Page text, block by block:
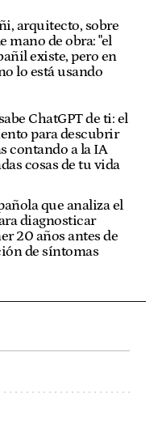
arquitecto, sobre
mano de obra: "el
existe, pero en
lo está usando
ChatGPT de ti: el
para descubrir
contando a la IA
cosas de tu vida
que analiza el
diagnosticar
20 años antes de
de síntomas